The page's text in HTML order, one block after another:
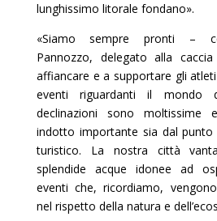
lunghissimo litorale fondano».
«Siamo sempre pronti –
Pannozzo, delegato alla
affiancare e a supportare gli
eventi riguardanti il mondo
declinazioni sono moltissime
indotto importante sia dal
turistico. La nostra città
splendide acque idonee ad
eventi che, ricordiamo,
nel rispetto della natura e